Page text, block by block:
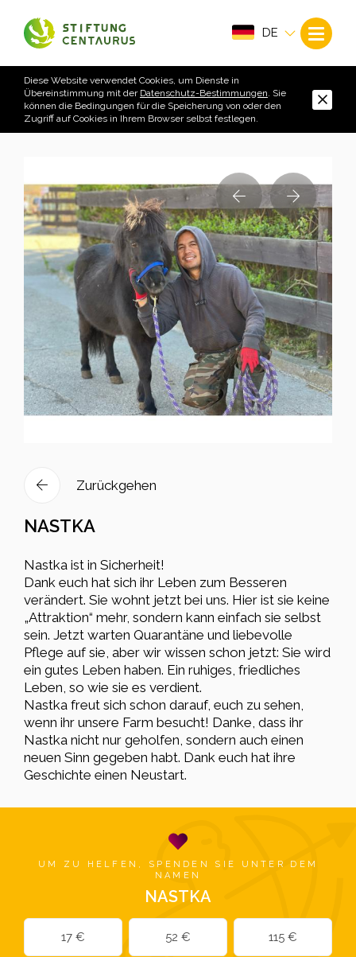
DE
Diese Website verwendet Cookies, um Dienste in
Übereinstimmung mit der Datenschutz-Bestimmungen. Sie
können die Bedingungen für die Speicherung von oder den
Zugriff auf Cookies in Ihrem Browser selbst festlegen.
Zurückgehen
NASTKA
Nastka ist in Sicherheit!
Dank euch hat sich ihr Leben zum Besseren
verändert. Sie wohnt jetzt bei uns. Hier ist sie keine
„Attraktion“ mehr, sondern kann einfach sie selbst
sein. Jetzt warten Quarantäne und liebevolle
Pflege auf sie, aber wir wissen schon jetzt: Sie wird
ein gutes Leben haben. Ein ruhiges, friedliches
Leben, so wie sie es verdient.
Nastka freut sich schon darauf, euch zu sehen,
wenn ihr unsere Farm besucht! Danke, dass ihr
Nastka nicht nur geholfen, sondern auch einen
neuen Sinn gegeben habt. Dank euch hat ihre
Geschichte einen Neustart.
UM ZU HELFEN, SPENDEN SIE UNTER DEM
NAMEN
NASTKA
17 € 52 € 115 €